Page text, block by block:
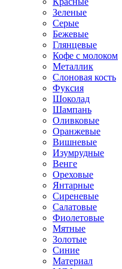
Зеленые
Серые
Бежевые
Глянцевые
Кофе с молоком
Металлик
Слоновая кость
Фуксия
Шоколад
Шампань
Оливковые
Оранжевые
Вишневые
Изумрудные
Венге
Ореховые
Янтарные
Сиреневые
Салатовые
Фиолетовые
Мятные
Золотые
Синие
Материал